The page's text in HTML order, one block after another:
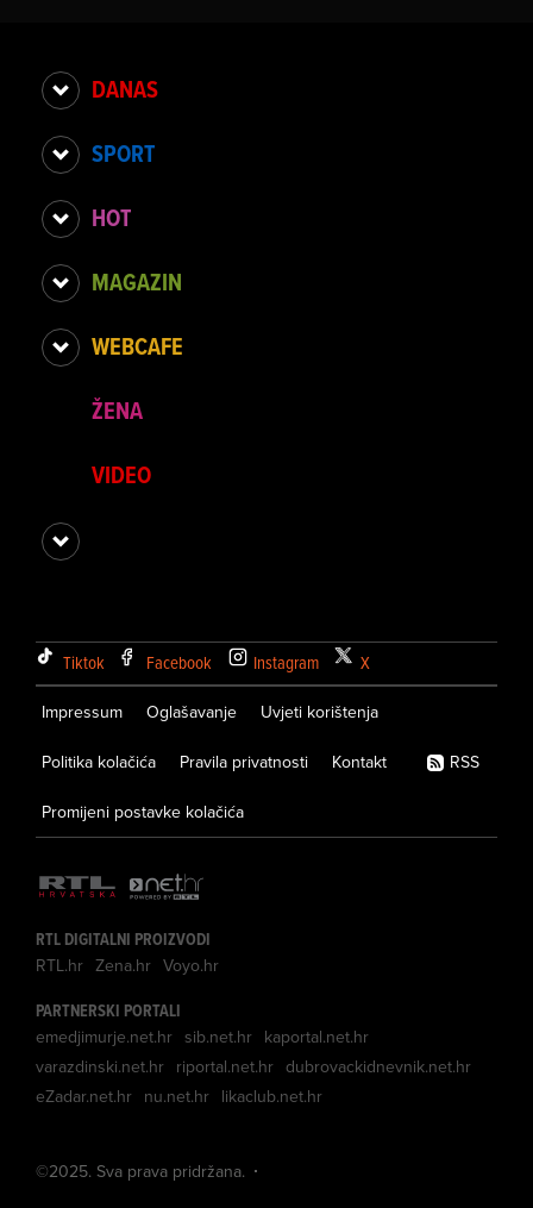
DANAS
SPORT
HOT
MAGAZIN
WEBCAFE
ŽENA
VIDEO
Tiktok Facebook Instagram X
Impressum Oglašavanje Uvjeti korištenja
Politika kolačića Pravila privatnosti Kontakt
Promijeni postavke kolačića
RSS
RTL DIGITALNI PROIZVODI
RTL.hr Zena.hr Voyo.hr
PARTNERSKI PORTALI
emedjimurje.net.hr sib.net.hr kaportal.net.hr
varazdinski.net.hr riportal.net.hr dubrovackidnevnik.net.hr
eZadar.net.hr nu.net.hr likaclub.net.hr
©2025. Sva prava pridržana.